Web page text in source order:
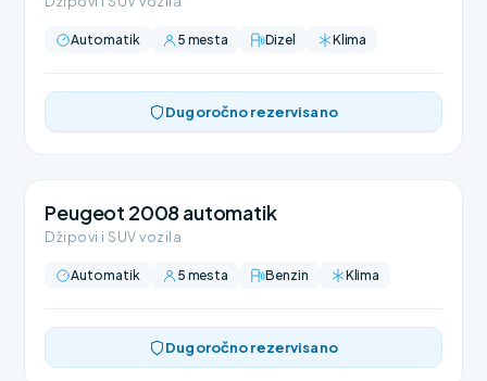
Automatik 5 mesta Dizel Klima
Dugoročno rezervisano
Peugeot 2008 automatik
Džipovi i SUV vozila
Automatik 5 mesta Benzin Klima
Dugoročno rezervisano